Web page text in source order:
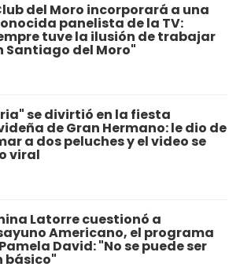
del Moro incorporará a una
panelista de la TV:
tuve la ilusión de trabajar
Santiago del Moro"
se divirtió en la fiesta
de Gran Hermano: le dio de
a dos peluches y el video se
viral
Latorre cuestionó a
Americano, el programa
David: "No se puede ser
básico"